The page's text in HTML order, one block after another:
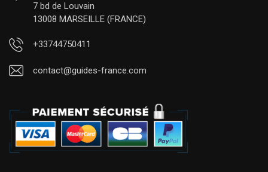
7 bd de Louvain
13008 MARSEILLE (FRANCE)
+33744750411
contact@guides-france.com